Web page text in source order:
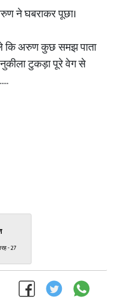
ने घबराकर पूछा।
कि अरुण कुछ समझ पाता
टुकड़ा पूरे वेग से
- 27